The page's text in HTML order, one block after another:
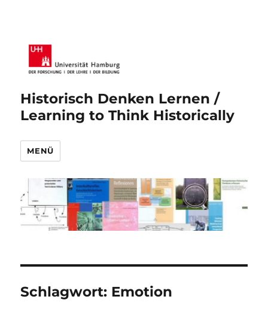
Historisch Denken Lernen /
Learning to Think Historically
MENÜ
Schlagwort: Emotion